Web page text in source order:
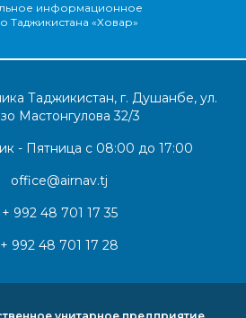
информационное
Таджикистана «Ховар»
Таджикистан, г. Душанбе, ул.
Мастонгулова 32/3
- Пятница с 08:00 до 17:00
office@airnav.tj
+ 992 48 701 17 35
+ 992 48 701 17 28